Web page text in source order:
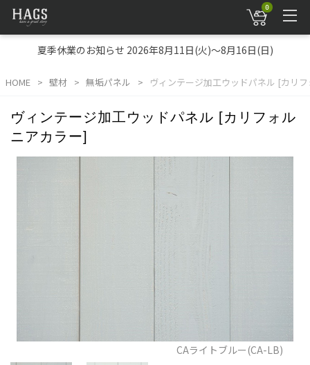
0
夏季休業のお知らせ 2026年8月11日(火)～8月16日(日)
HOME 壁材 無垢パネル ヴィンテージ加工ウッドパネル [カリ
ヴィンテージ加工ウッドパネル [カリフォル
ニアカラー]
CAライトブルー(CA-LB)